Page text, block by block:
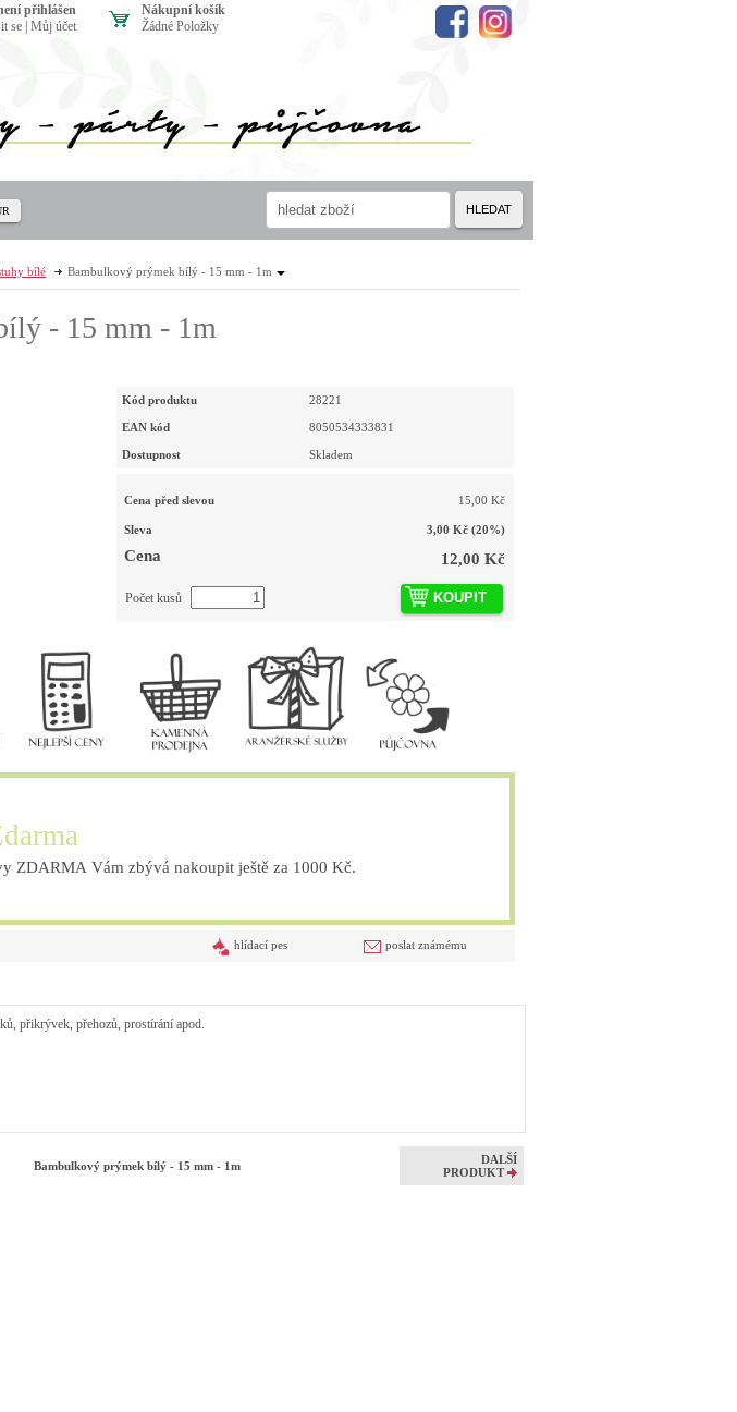
bílé Bambulkový prýmek bílý - 15 mm - 1m
- 15 mm - 1m
Kód produktu 28221
EAN kód 8050534333831
Dostupnost Skladem
Cena před slevou 15,00 Kč
Sleva 3,00 Kč (20%)
Cena 12,00 Kč
KOUPIT
Počet kusů
ZDARMA Vám zbývá nakoupit ještě za 1000 Kč.
poslat známému
hlídací pes
přikrývek, přehozů, prostírání apod.
Bambulkový prýmek bílý - 15 mm - 1m
DALŠÍ
PRODUKT
Nákupní košík
Žádné Položky
přihlášen
se Můj účet
HLEDAT